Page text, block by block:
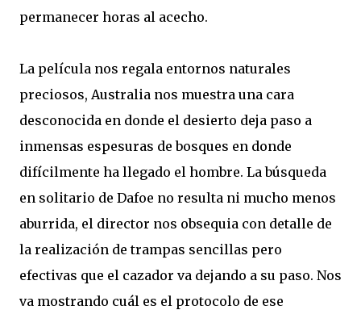
permanecer horas al acecho.
La película nos regala entornos naturales
preciosos, Australia nos muestra una cara
desconocida en donde el desierto deja paso a
inmensas espesuras de bosques en donde
difícilmente ha llegado el hombre. La búsqueda
en solitario de Dafoe no resulta ni mucho menos
aburrida, el director nos obsequia con detalle de
la realización de trampas sencillas pero
efectivas que el cazador va dejando a su paso. Nos
va mostrando cuál es el protocolo de ese